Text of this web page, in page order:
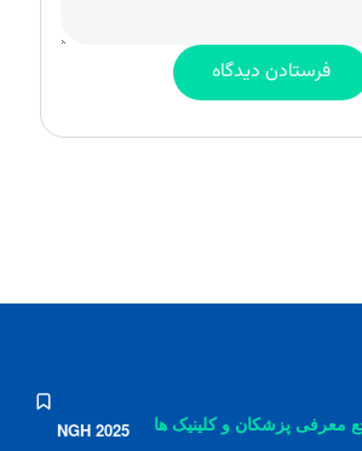
معرفی پزشکان و کلینیک ها NGH 2025